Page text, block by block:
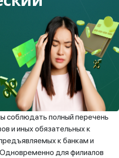
должно быть не
Казахстан. Для филиалов
(перестраховочных)
распространяться такие же
которые действуют в
организаций.
финансовых
соблюдать полный перечень
и иных обязательных к
к банкам и
для филиалов